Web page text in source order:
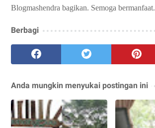
Blogmashendra bagikan. Semoga bermanfaat.
Berbagi
Anda mungkin menyukai postingan ini